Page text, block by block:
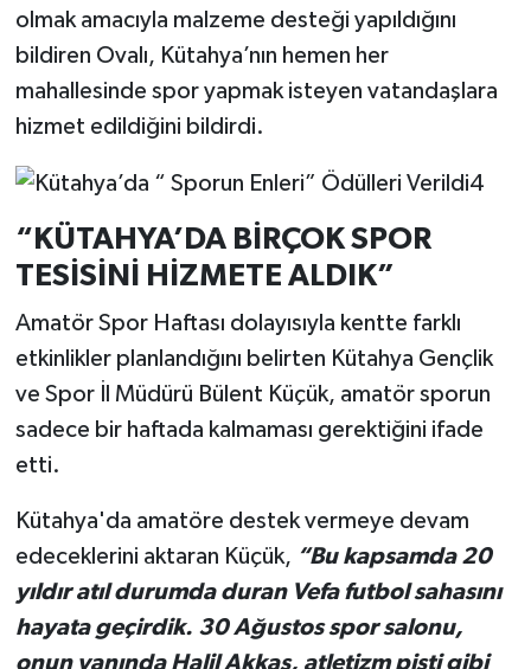
olmak amacıyla malzeme desteği yapıldığını
bildiren Ovalı, Kütahya’nın hemen her
mahallesinde spor yapmak isteyen vatandaşlara
hizmet edildiğini bildirdi.
“KÜTAHYA’DA BİRÇOK SPOR
TESİSİNİ HİZMETE ALDIK”
Amatör Spor Haftası dolayısıyla kentte farklı
etkinlikler planlandığını belirten Kütahya Gençlik
ve Spor İl Müdürü Bülent Küçük, amatör sporun
sadece bir haftada kalmaması gerektiğini ifade
etti.
Kütahya'da amatöre destek vermeye devam
edeceklerini aktaran Küçük, “Bu kapsamda 20
yıldır atıl durumda duran Vefa futbol sahasını
hayata geçirdik. 30 Ağustos spor salonu,
onun yanında Halil Akkaş, atletizm pisti gibi